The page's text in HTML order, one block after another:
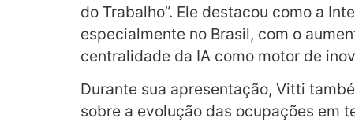
do Trabalho”. Ele destacou como a
especialmente no Brasil, com o
centralidade da IA como motor de
Durante sua apresentação, Vitti
sobre a evolução das ocupações em